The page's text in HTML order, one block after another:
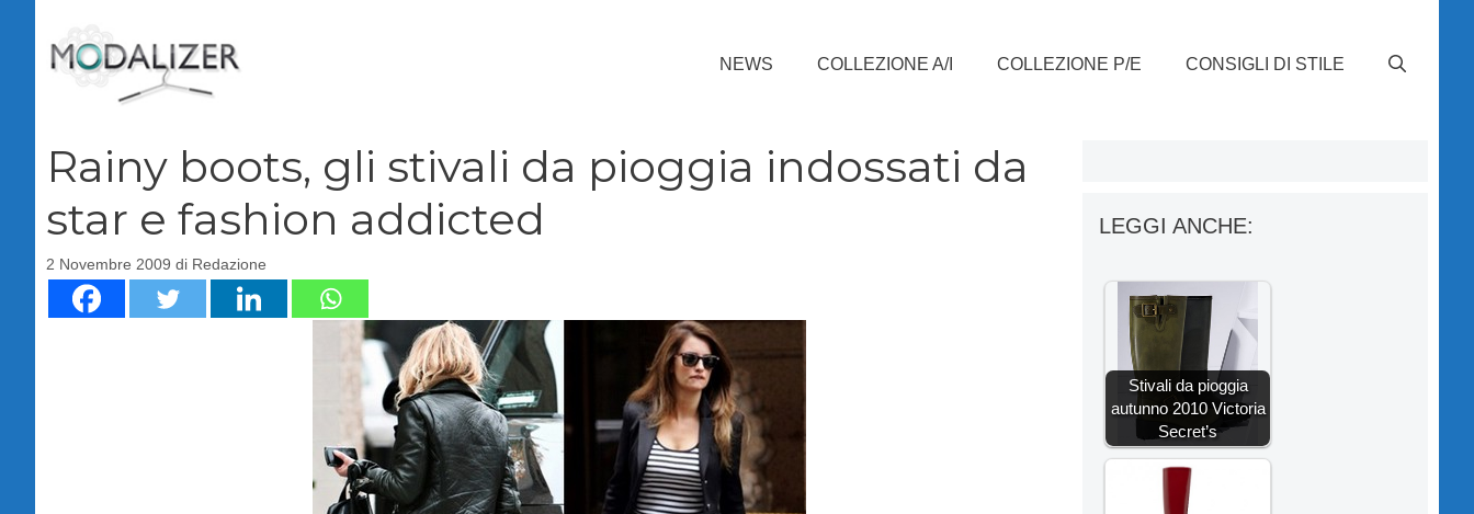
contenuto
NEWS COLLEZIONE A/I COLLEZIONE P/E CONSIGLI DI STILE
Rainy boots, gli stivali da pioggia indossati da
star e fashion addicted
2 Novembre 2009 di Redazione
LEGGI ANCHE:
Stivali da pioggia
autunno 2010 Victoria
Secret’s